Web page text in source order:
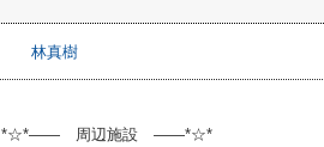
林真樹
*☆*―― 周辺施設 ――*☆*